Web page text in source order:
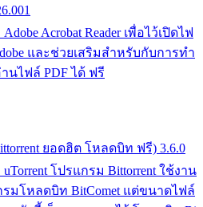
Acrobat Reader เพื่อไว้เปิดไฟ
และช่วยเสริมสำหรับกับการทำ
นไฟล์ PDF ได้ ฟรี
ยอดฮิต โหลดบิท ฟรี) 3.6.0
โปรแกรม Bittorrent ใช้งาน
มโหลดบิท BitComet แต่ขนาดไฟล์